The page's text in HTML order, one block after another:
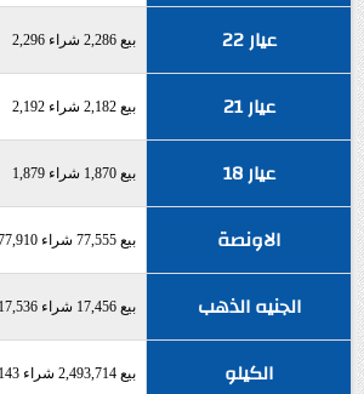
عيار 22 بيع 2,286 شراء 2,296
عيار 21 بيع 2,182 شراء 2,192
عيار 18 بيع 1,870 شراء 1,879
الاونصة بيع 77,555 شراء 77,910
الجنيه الذهب بيع 17,456 شراء 17,536
الكيلو بيع 2,493,714 شراء 2,505,143